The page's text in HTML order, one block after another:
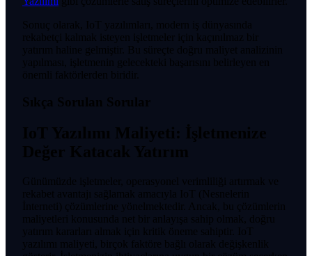
Sonuç olarak, IoT yazılımları, modern iş dünyasında
rekabetçi kalmak isteyen işletmeler için kaçınılmaz bir
yatırım haline gelmiştir. Bu süreçte doğru maliyet analizinin
yapılması, işletmenin gelecekteki başarısını belirleyen en
önemli faktörlerden biridir.
Sıkça Sorulan Sorular
IoT Yazılımı Maliyeti: İşletmenize
Değer Katacak Yatırım
Günümüzde işletmeler, operasyonel verimliliği artırmak ve
rekabet avantajı sağlamak amacıyla IoT (Nesnelerin
İnterneti) çözümlerine yönelmektedir. Ancak, bu çözümlerin
maliyetleri konusunda net bir anlayışa sahip olmak, doğru
yatırım kararları almak için kritik öneme sahiptir. IoT
yazılımı maliyeti, birçok faktöre bağlı olarak değişkenlik